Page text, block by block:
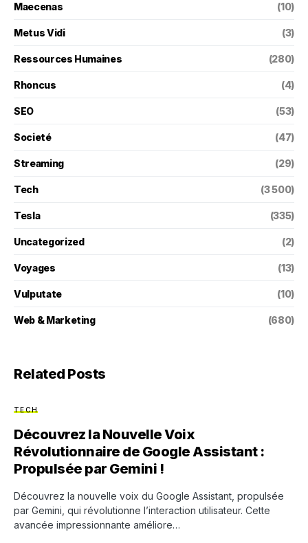
Maecenas (10)
Metus Vidi (3)
Ressources Humaines (280)
Rhoncus (4)
SEO (53)
Societé (47)
Streaming (29)
Tech (3 500)
Tesla (335)
Uncategorized (2)
Voyages (13)
Vulputate (10)
Web & Marketing (680)
Related Posts
TECH
Découvrez la Nouvelle Voix
Révolutionnaire de Google Assistant :
Propulsée par Gemini !
Découvrez la nouvelle voix du Google Assistant, propulsée
par Gemini, qui révolutionne l’interaction utilisateur. Cette
avancée impressionnante améliore…